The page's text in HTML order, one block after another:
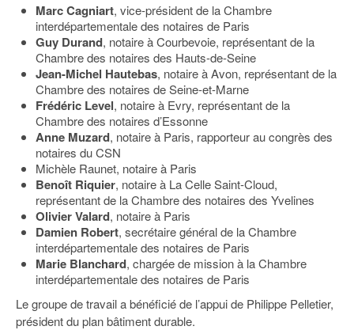
Marc Cagniart, vice-président de la Chambre
interdépartementale des notaires de Paris
Guy Durand, notaire à Courbevoie, représentant de la
Chambre des notaires des Hauts-de-Seine
Jean-Michel Hautebas, notaire à Avon, représentant de la
Chambre des notaires de Seine-et-Marne
Frédéric Level, notaire à Evry, représentant de la
Chambre des notaires d’Essonne
Anne Muzard, notaire à Paris, rapporteur au congrès des
notaires du CSN
Michèle Raunet, notaire à Paris
Benoît Riquier, notaire à La Celle Saint-Cloud,
représentant de la Chambre des notaires des Yvelines
Olivier Valard, notaire à Paris
Damien Robert, secrétaire général de la Chambre
interdépartementale des notaires de Paris
Marie Blanchard, chargée de mission à la Chambre
interdépartementale des notaires de Paris
Le groupe de travail a bénéficié de l’appui de Philippe Pelletier,
président du plan bâtiment durable.